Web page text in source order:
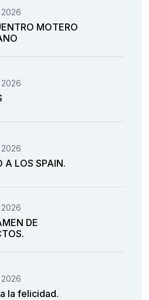
MOTERO
A LOS SPAIN.
DE
la felicidad.